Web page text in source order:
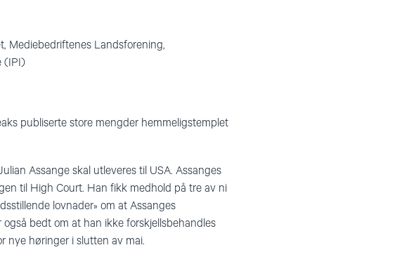
Mediebedriftenes Landsforening,
(IPI)
publiserte store mengder hemmeligstemplet
Assange skal utleveres til USA. Assanges
til High Court. Han fikk medhold på tre av ni
lovnader» om at Assanges
bedt om at han ikke forskjellsbehandles
nye høringer i slutten av mai.